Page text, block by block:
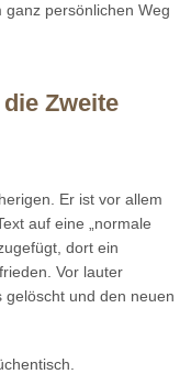
persönlichen Weg
Zweite
Er ist vor allem
auf eine „normale
dort ein
Vor lauter
gelöscht und den neuen